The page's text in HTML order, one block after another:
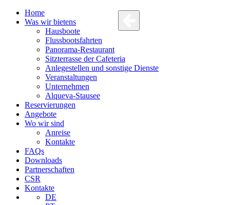
Home
Was wir bietens
Hausboote
Flussbootsfahrten
Panorama-Restaurant
Sitzterrasse der Cafeteria
Anlegestellen und sonstige Dienste
Veranstaltungen
Unternehmen
Alqueva-Stausee
Reservierungen
Angebote
Wo wir sind
Anreise
Kontakte
FAQs
Downloads
Partnerschaften
CSR
Kontakte
DE